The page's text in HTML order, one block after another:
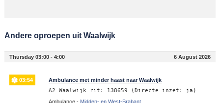
Andere oproepen uit Waalwijk
Thursday 03:00 - 4:00 6 August 2026
03:54 Ambulance met minder haast naar Waalwijk
A2 Waalwijk rit: 138659 (Directe inzet: ja)
Ambulance - Midden- en West-Brabant